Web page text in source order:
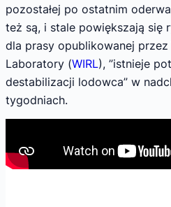
pozostałej po ostatnim
też są, i stale powiększają się
dla prasy opublikowanej przez
Laboratory (WIRL), ”istnieje
destabilizacji lodowca” w
tygodniach.